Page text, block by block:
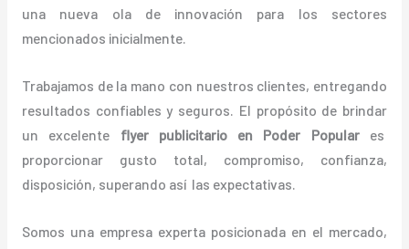
una nueva ola de innovación para los sectores
mencionados inicialmente.
Trabajamos de la mano con nuestros clientes, entregando
resultados confiables y seguros. El propósito de brindar
un excelente flyer publicitarioen Poder Popular es
proporcionar gusto total, compromiso, confianza,
disposición, superando así las expectativas.
Somos una empresa experta posicionada en el mercado,